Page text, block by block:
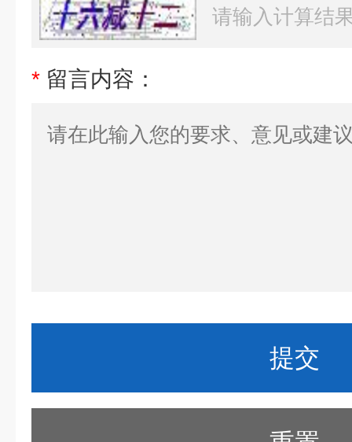
* 留言内容：